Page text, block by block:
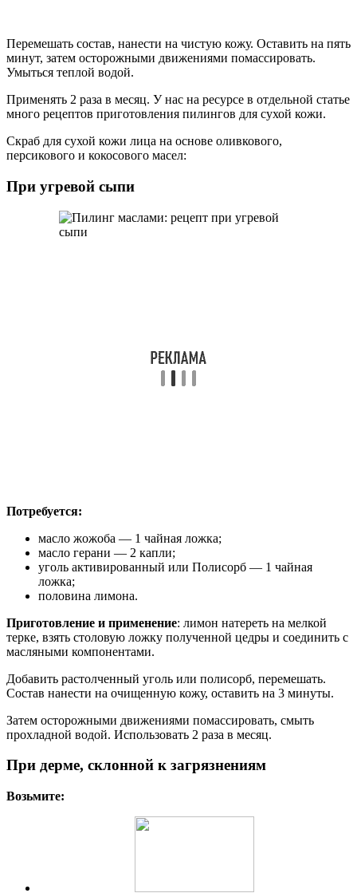
Перемешать состав, нанести на чистую кожу. Оставить на пять
минут, затем осторожными движениями помассировать.
Умыться теплой водой.
Применять 2 раза в месяц. У нас на ресурсе в отдельной статье
много рецептов приготовления пилингов для сухой кожи.
Скраб для сухой кожи лица на основе оливкового,
персикового и кокосового масел:
При угревой сыпи
Потребуется:
масло жожоба — 1 чайная ложка;
масло герани — 2 капли;
уголь активированный или Полисорб — 1 чайная
ложка;
половина лимона.
Приготовление и применение: лимон натереть на мелкой
терке, взять столовую ложку полученной цедры и соединить с
масляными компонентами.
Добавить растолченный уголь или полисорб, перемешать.
Состав нанести на очищенную кожу, оставить на 3 минуты.
Затем осторожными движениями помассировать, смыть
прохладной водой. Использовать 2 раза в месяц.
При дерме, склонной к загрязнениям
Возьмите: